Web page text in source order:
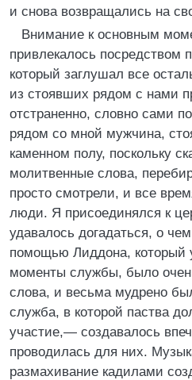
и снова возвращались на
Внимание к основным
привлекалось посредством
который заглушал все
из стоявших рядом с нами
отстраненно, словно сами
рядом со мной мужчина,
каменном полу, поскольку
молитвенные слова,
просто смотрели, и все
люди. Я присоединялся к
удавалось догадаться, о
помощью Лиддона, который
моменты службы, было
слова, и весьма мудрено
служба, в которой паства
участие,— создавалось
проводилась для них.
размахивание кадилами